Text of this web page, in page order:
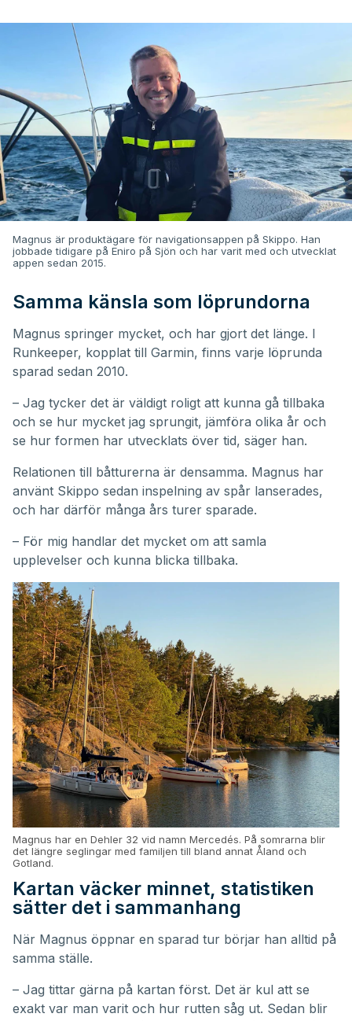
Magnus är produktägare för navigationsappen på Skippo. Han
jobbade tidigare på Eniro på Sjön och har varit med och utvecklat
appen sedan 2015.
Samma känsla som löprundorna
Magnus springer mycket, och har gjort det länge. I
Runkeeper, kopplat till Garmin, finns varje löprunda
sparad sedan 2010.
– Jag tycker det är väldigt roligt att kunna gå tillbaka
och se hur mycket jag sprungit, jämföra olika år och
se hur formen har utvecklats över tid, säger han.
Relationen till båtturerna är densamma. Magnus har
använt Skippo sedan inspelning av spår lanserades,
och har därför många års turer sparade.
– För mig handlar det mycket om att samla
upplevelser och kunna blicka tillbaka.
Magnus har en Dehler 32 vid namn Mercedés. På somrarna blir
det längre seglingar med familjen till bland annat Åland och
Gotland.
Kartan väcker minnet, statistiken
sätter det i sammanhang
När Magnus öppnar en sparad tur börjar han alltid på
samma ställe.
– Jag tittar gärna på kartan först. Det är kul att se
exakt var man varit och hur rutten såg ut. Sedan blir